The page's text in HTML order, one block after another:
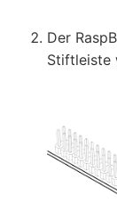
Der
Stiftleiste